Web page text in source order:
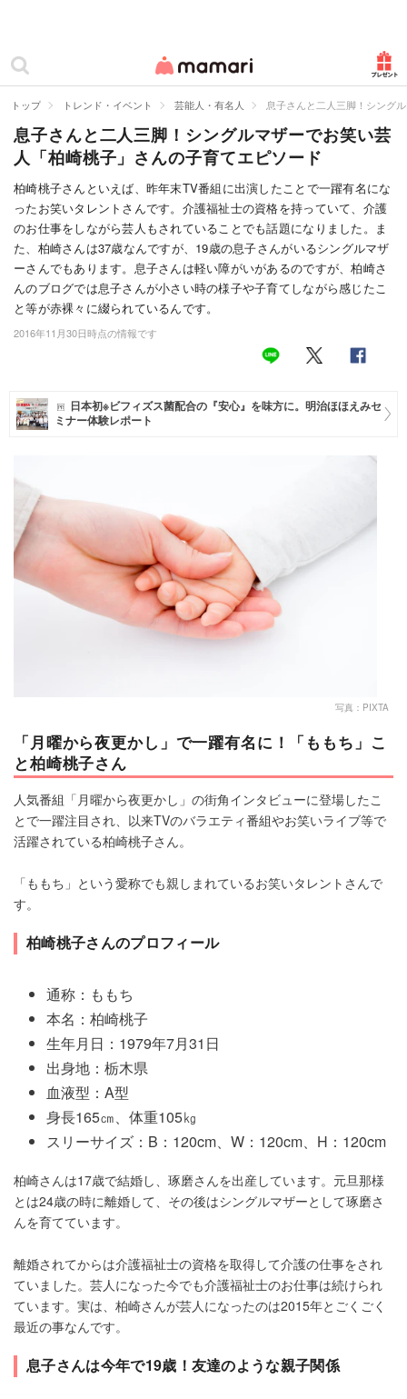
ママリ
カテゴリー一覧
妊娠
出産
赤ちゃん・育児
子育て・家族
病院
住まい
トップ トレンド・イベント 芸能人・有名人 息子さんと二人三脚！シング
息子さんと二人三脚！シングルマザーでお笑い芸
人「柏崎桃子」さんの子育てエピソード
柏崎桃子さんといえば、昨年末TV番組に出演したことで一躍有名にな
ったお笑いタレントさんです。介護福祉士の資格を持っていて、介護
のお仕事をしながら芸人もされていることでも話題になりました。ま
た、柏崎さんは37歳なんですが、19歳の息子さんがいるシングルマザ
ーさんでもあります。息子さんは軽い障がいがあるのですが、柏崎さ
んのブログでは息子さんが小さい時の様子や子育てしながら感じたこ
と等が赤裸々に綴られているんです。
2016年11月30日時点の情報です
日本初※ビフィズス菌配合の『安心』を味方に。明治ほほえみセ
ミナー体験レポート
写真：PIXTA
「月曜から夜更かし」で一躍有名に！「ももち」こ
と柏崎桃子さん
人気番組「月曜から夜更かし」の街角インタビューに登場したこ
とで一躍注目され、以来TVのバラエティ番組やお笑いライブ等で
活躍されている柏崎桃子さん。
「ももち」という愛称でも親しまれているお笑いタレントさんで
す。
柏崎桃子さんのプロフィール
通称：ももち
本名：柏崎桃子
生年月日：1979年7月31日
出身地：栃木県
血液型：A型
身長165㎝、体重105㎏
スリーサイズ：B：120cm、W：120cm、H：120cm
柏崎さんは17歳で結婚し、琢磨さんを出産しています。元旦那様
とは24歳の時に離婚して、その後はシングルマザーとして琢磨さ
んを育てています。
離婚されてからは介護福祉士の資格を取得して介護の仕事をされ
ていました。芸人になった今でも介護福祉士のお仕事は続けられ
ています。実は、柏崎さんが芸人になったのは2015年とごくごく
最近の事なんです。
息子さんは今年で19歳！友達のような親子関係